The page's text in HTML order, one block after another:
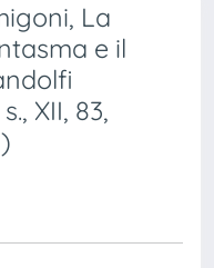
La
e il
XII, 83,